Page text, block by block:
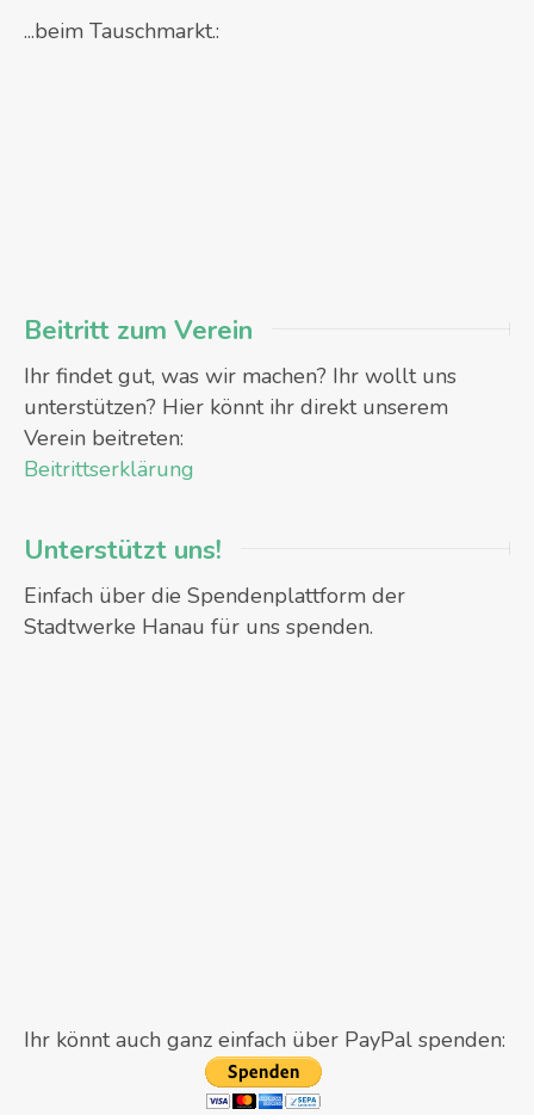
...beim Tauschmarkt.:
Beitritt zum Verein
Ihr findet gut, was wir machen? Ihr wollt uns
unterstützen? Hier könnt ihr direkt unserem
Verein beitreten:
Beitrittserklärung
Unterstützt uns!
Einfach über die Spendenplattform der
Stadtwerke Hanau für uns spenden.
Ihr könnt auch ganz einfach über PayPal spenden: